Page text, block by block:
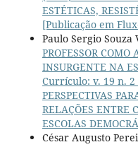
ESTÉTICAS,
[Publicação em
Paulo Sergio Souza
PROFESSOR
INSURGENTE NA
Currículo: v. 19 n. 2
PERSPECTIVAS
RELAÇÕES ENTRE
ESCOLAS
César Augusto